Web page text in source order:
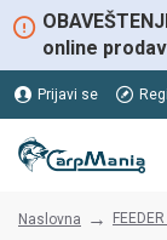
online
Prijavi se
Naslovna